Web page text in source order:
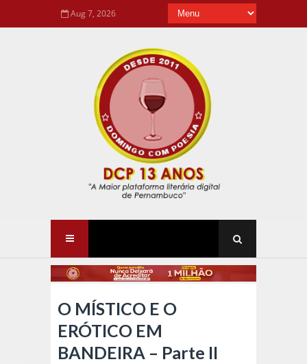
Aug 7, 2026
O MÍSTICO E O
ERÓTICO EM
BANDEIRA – Parte II